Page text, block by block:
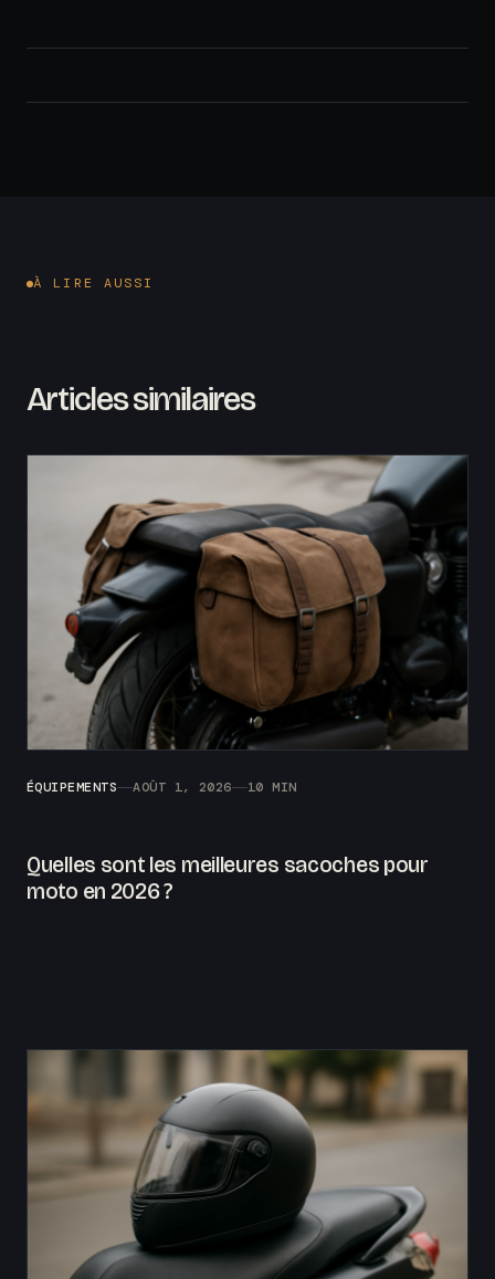
À LIRE AUSSI
Articles similaires
ÉQUIPEMENTS AOÛT 1, 2026 10 MIN
Quelles sont les meilleures sacoches pour
moto en 2026 ?